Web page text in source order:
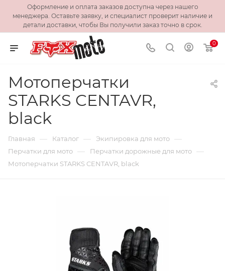
Оформление и оплата заказов доступна через нашего
менеджера. Оставьте заявку, и специалист проверит наличие и
детали доставки, чтобы Вы получили заказ точно в срок.
0
Мотоперчатки
STARKS CENTAVR,
black
Главная — Каталог — Экипировка для мото —
Перчатки для мото — Перчатки дорожные для мото —
Мотоперчатки STARKS CENTAVR, black